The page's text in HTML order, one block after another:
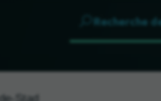
Recherche